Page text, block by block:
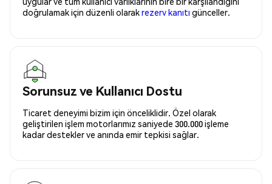
doğrulamak için düzenli olarakrezerv kanıtı günceller.
Sorunsuz ve Kullanıcı Dostu
Ticaret deneyimi bizim için önceliklidir. Özel olarak
geliştirilen işlem motorlarımız saniyede 300.000 işleme
kadar destekler ve anında emir tepkisi sağlar.